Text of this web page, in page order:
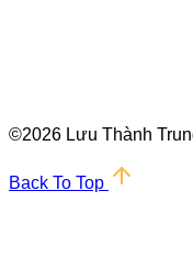
©2026 Lưu Thành
Back To Top